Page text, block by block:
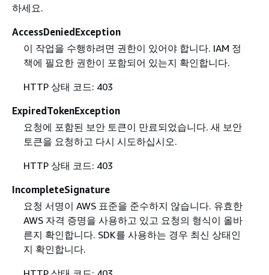
하세요.
AccessDeniedException
이 작업을 수행하려면 권한이 있어야 합니다. IAM 정
책에 필요한 권한이 포함되어 있는지 확인합니다.
HTTP 상태 코드: 403
ExpiredTokenException
요청에 포함된 보안 토큰이 만료되었습니다. 새 보안
토큰을 요청하고 다시 시도하십시오.
HTTP 상태 코드: 403
IncompleteSignature
요청 서명이 AWS 표준을 준수하지 않습니다. 유효한
AWS 자격 증명을 사용하고 있고 요청의 형식이 올바
른지 확인합니다. SDK를 사용하는 경우 최신 상태인
지 확인합니다.